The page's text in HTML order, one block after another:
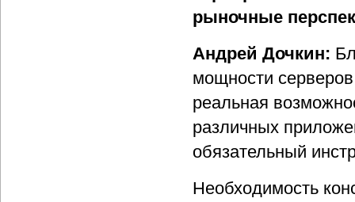
рыночные
Андрей Дочкин:
мощности
реальная
различных
обязательный
Необходимость